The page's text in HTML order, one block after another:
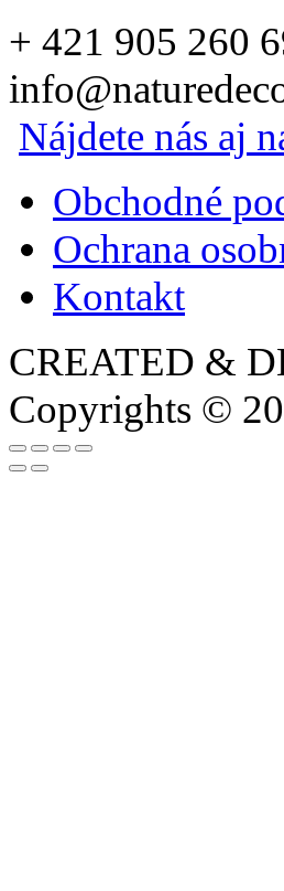
+ 421 905 260
Nájdete nás aj
Obchodné
Ochrana
Kontakt
CREATED &
Copyrights ©